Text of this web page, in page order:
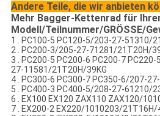
Andere Teile, die wir anbieten
Mehr Bagger-Kettenrad für
Modell/Teilnummer/GRÖSSE/
1 . PC100-5 PC120-5/203-27-51310/
2 . PC200-3/205-27-71281/21T20H/
3 . PC200-5 PC200-6 PC200-7
27-11581/21T20H/39KG
4 . PC300-6 PC300-7 PC350-6/207-
5 . PC400-3 PC400-5/208-27-61210/
6 . EX100 EX120 ZAX110 ZAX120/
7 . EX200-2 EX220/1010203/21T16H/